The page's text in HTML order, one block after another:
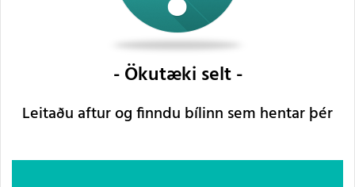
Ökutæki selt
Leitaðu aftur og finndu bílinn sem hentar þér